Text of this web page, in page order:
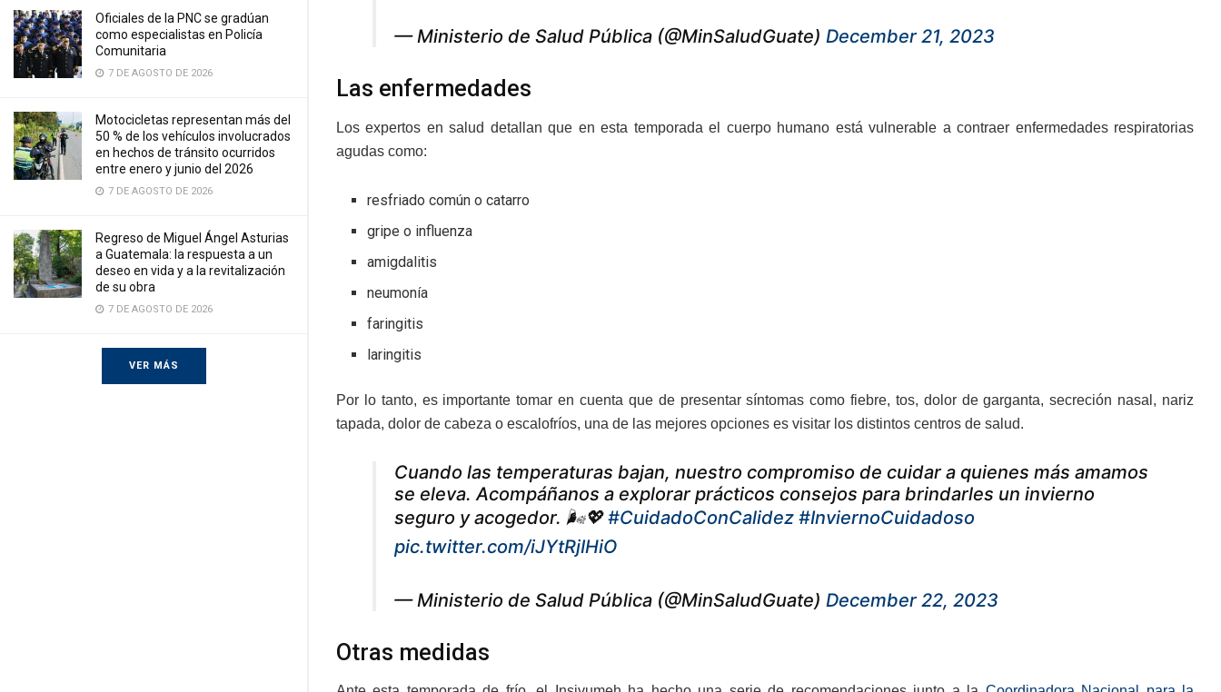
Oficiales de la PNC se gradúan
como especialistas en Policía
Comunitaria
7 DE AGOSTO DE 2026
Motocicletas representan más del
50 % de los vehículos involucrados
en hechos de tránsito ocurridos
entre enero y junio del 2026
7 DE AGOSTO DE 2026
Regreso de Miguel Ángel Asturias
a Guatemala: la respuesta a un
deseo en vida y a la revitalización
de su obra
7 DE AGOSTO DE 2026
VER MÁS
— Ministerio de Salud Pública (@MinSaludGuate) December 21, 2023
Las enfermedades
Los expertos en salud detallan que en esta temporada el cuerpo humano está vulnerable a contraer enfermedades respiratorias
agudas como:
resfriado común o catarro
gripe o influenza
amigdalitis
neumonía
faringitis
laringitis
Por lo tanto, es importante tomar en cuenta que de presentar síntomas como fiebre, tos, dolor de garganta, secreción nasal, nariz
tapada, dolor de cabeza o escalofríos, una de las mejores opciones es visitar los distintos centros de salud.
Cuando las temperaturas bajan, nuestro compromiso de cuidar a quienes más amamos
se eleva. Acompáñanos a explorar prácticos consejos para brindarles un invierno
seguro y acogedor. 🌬️💖#CuidadoConCalidez #InviernoCuidadoso
pic.twitter.com/iJYtRjIHiO
— Ministerio de Salud Pública (@MinSaludGuate) December 22, 2023
Otras medidas